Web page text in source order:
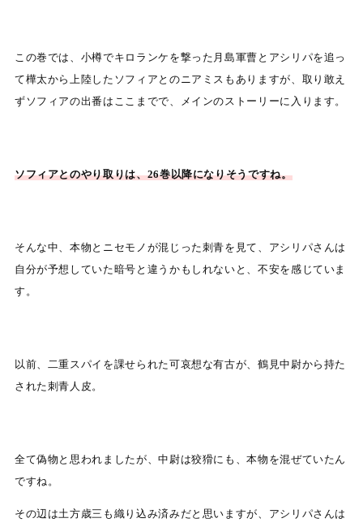
この巻では、小樽でキロランケを撃った月島軍曹とアシリパを追っ
て樺太から上陸したソフィアとのニアミスもありますが、取り敢え
ずソフィアの出番はここまでで、メインのストーリーに入ります。
ソフィアとのやり取りは、26巻以降になりそうですね。
そんな中、本物とニセモノが混じった刺青を見て、アシリパさんは
自分が予想していた暗号と違うかもしれないと、不安を感じていま
す。
以前、二重スパイを課せられた可哀想な有古が、鶴見中尉から持た
された刺青人皮。
全て偽物と思われましたが、中尉は狡猾にも、本物を混ぜていたん
ですね。
その辺は土方歳三も織り込み済みだと思いますが、アシリパさんは